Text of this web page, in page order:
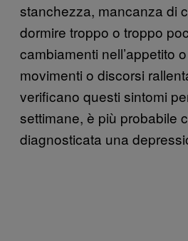
stanchezza, mancanza di
dormire troppo o troppo
cambiamenti nell’appetito
movimenti o discorsi
verificano questi sintomi
settimane, è più probabile
diagnosticata una